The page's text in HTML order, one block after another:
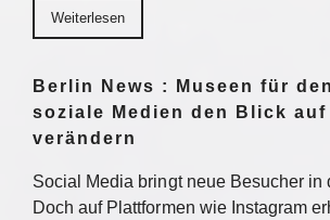
Weiterlesen
Berlin News : Museen für
soziale Medien den Blick
verändern
Social Media bringt neue Besucher in
Doch auf Plattformen wie Instagram